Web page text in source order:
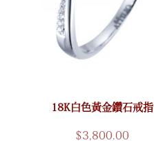
18K白色黃金鑽石戒指
$3,800.00